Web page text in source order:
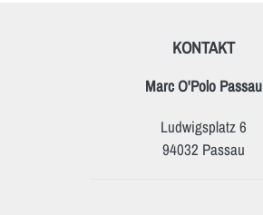
KONTAKT
Marc O'Polo Passau
Ludwigsplatz 6
94032 Passau